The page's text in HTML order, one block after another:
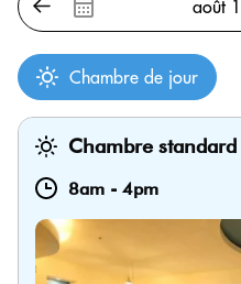
Chambre de jour
Chambre standard
8am - 4pm